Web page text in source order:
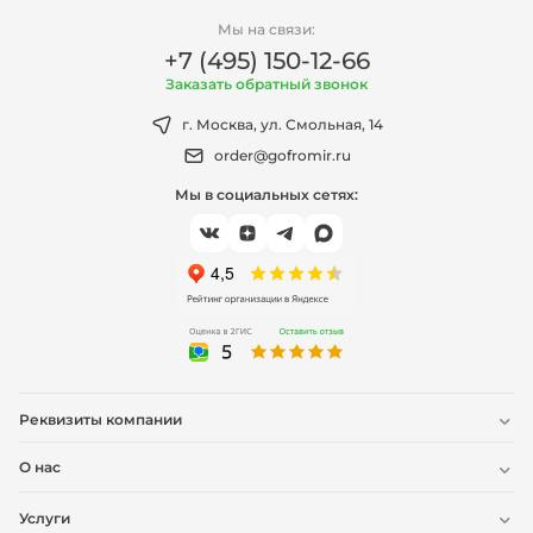
Мы на связи:
+7 (495) 150-12-66
Заказать обратный звонок
г. Москва, ул. Смольная, 14
order@gofromir.ru
Мы в социальных сетях:
Реквизиты компании
О нас
Услуги